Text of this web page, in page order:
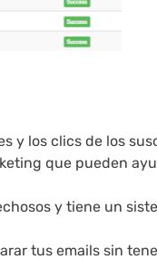
y los clics de los
que pueden
y tiene un
tus emails sin